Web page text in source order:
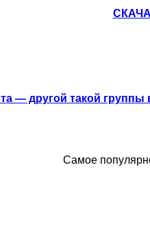
— другой такой
Самое